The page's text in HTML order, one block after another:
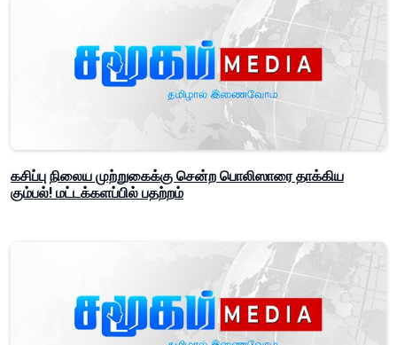
கசிப்பு நிலைய முற்றுகைக்கு சென்ற பொலிஸாரை தாக்கிய
கும்பல்! மட்டக்களப்பில் பதற்றம்